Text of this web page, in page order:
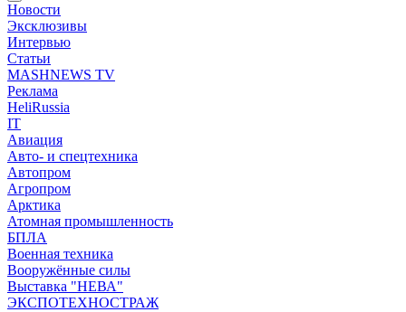
Новости
Эксклюзивы
Интервью
Статьи
MASHNEWS TV
Реклама
HeliRussia
IT
Авиация
Авто- и спецтехника
Автопром
Агропром
Арктика
Атомная промышленность
БПЛА
Военная техника
Вооружённые силы
Выставка "НЕВА"
ЭКСПОТЕХНОСТРАЖ